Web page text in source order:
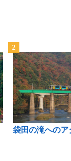
袋田の滝へのア